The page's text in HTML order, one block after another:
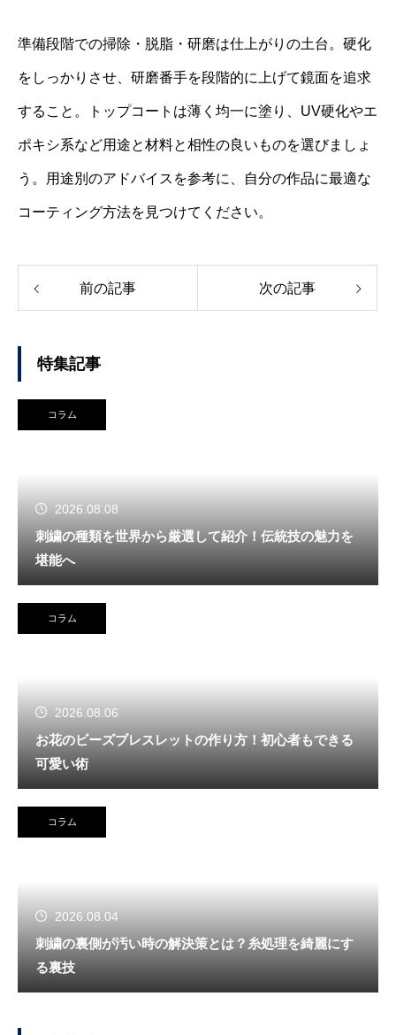
準備段階での掃除・脱脂・研磨は仕上がりの土台。硬化
をしっかりさせ、研磨番手を段階的に上げて鏡面を追求
すること。トップコートは薄く均一に塗り、UV硬化やエ
ポキシ系など用途と材料と相性の良いものを選びましょ
う。用途別のアドバイスを参考に、自分の作品に最適な
コーティング方法を見つけてください。
前の記事 次の記事
特集記事
コラム
2026.08.08
刺繍の種類を世界から厳選して紹介！伝統技の魅力を
堪能へ
コラム
2026.08.06
お花のビーズブレスレットの作り方！初心者もできる
可愛い術
コラム
2026.08.04
刺繍の裏側が汚い時の解決策とは？糸処理を綺麗にす
る裏技